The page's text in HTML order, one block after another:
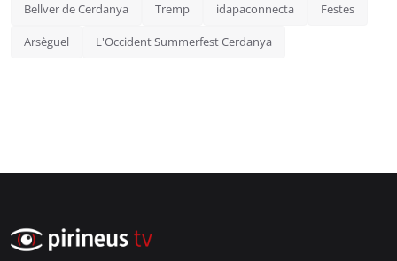
Bellver de Cerdanya Tremp idapaconnecta Festes
Arsèguel L'Occident Summerfest Cerdanya